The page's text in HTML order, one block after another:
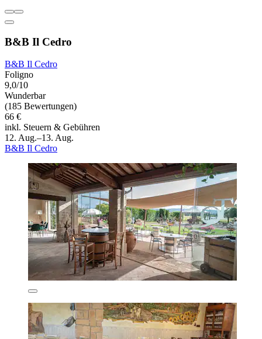
B&B Il Cedro
B&B Il Cedro
Foligno
9,0/10
Wunderbar
(185 Bewertungen)
66 €
inkl. Steuern & Gebühren
12. Aug.–13. Aug.
B&B Il Cedro